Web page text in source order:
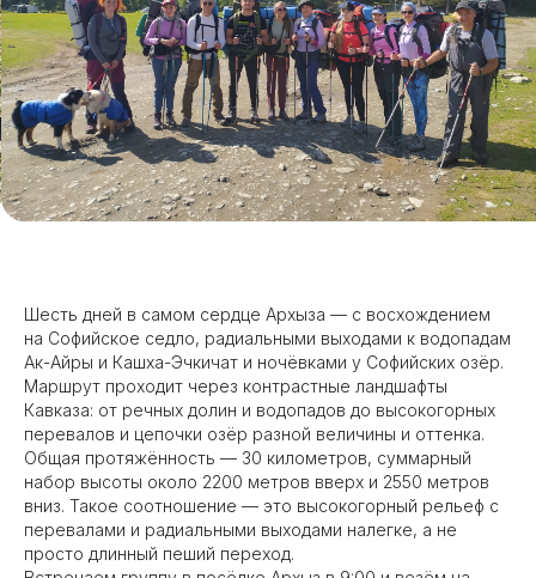
Шесть дней в самом сердце Архыза — с восхождением
на Софийское седло, радиальными выходами к водопадам
Ак-Айры и Кашха-Эчкичат и ночёвками у Софийских озёр.
Маршрут проходит через контрастные ландшафты
Кавказа: от речных долин и водопадов до высокогорных
перевалов и цепочки озёр разной величины и оттенка.
Общая протяжённость — 30 километров, суммарный
набор высоты около 2200 метров вверх и 2550 метров
вниз. Такое соотношение — это высокогорный рельеф с
перевалами и радиальными выходами налегке, а не
просто длинный пеший переход.